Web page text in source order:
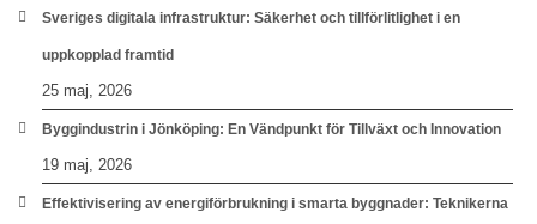
Sveriges digitala infrastruktur: Säkerhet och tillförlitlighet i en
uppkopplad framtid
25 maj, 2026
Byggindustrin i Jönköping: En Vändpunkt för Tillväxt och Innovation
19 maj, 2026
Effektivisering av energiförbrukning i smarta byggnader: Teknikerna